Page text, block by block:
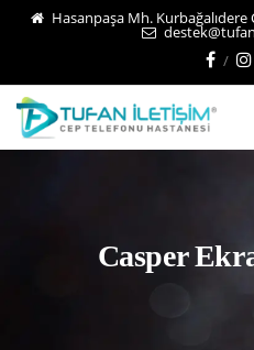
Hasanpaşa Mh.
Casper